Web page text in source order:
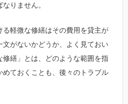
りません。
軽微な修繕はその費用を貸主が
文がないかどうか、よく見ておい
修繕」とは、どのような範囲を指
ておくことも、後々のトラブル